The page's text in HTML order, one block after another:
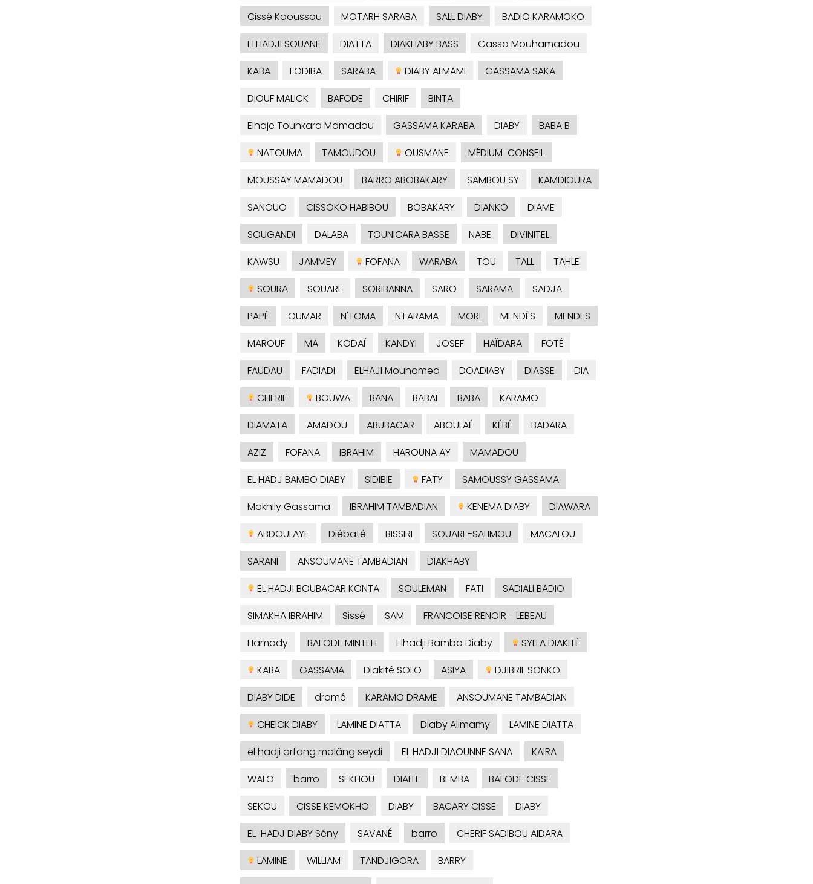
Cissé Kaoussou
MOTARH SARABA SALL DIABY
BADIO KARAMOKO
ELHADJI SOUANE
DIATTA DIAKHABY BASS
Gassa Mouhamadou
KABA
FODIBA SARABA DIABY ALMAMI
GASSAMA SAKA
DIOUF MALICK
BAFODE CHIRIF
BINTA
Elhaje Tounkara Mamadou
GASSAMA KARABA DIABY
BABA B
NATOUMA
TAMOUDOU OUSMANE
MÉDIUM-CONSEIL
MOUSSAY MAMADOU
BARRO ABOBAKARY SAMBOU SY
KAMDIOURA
SANOUO
CISSOKO HABIBOU BOBAKARY DIANKO
DIAME
SOUGANDI
DALABA TOUNICARA BASSE NABE
DIVINITEL
KAWSU
JAMMEY FOFANA WARABA TOU TALL
TAHLE
SOURA
SOUARE SORIBANNA SARO SARAMA
SADJA
PAPÉ
OUMAR N'TOMA N'FARAMA MORI MENDÈS
MENDES
MAROUF
MA KODAÏ KANDYI JOSEF HAÏDARA
FOTÉ
FAUDAU
FADIADI ELHAJI Mouhamed DOADIABY DIASSE
DIA
CHERIF
BOUWA BANA BABAÏ BABA
KARAMO
DIAMATA
AMADOU ABUBACAR ABOULAÉ KÉBÉ
BADARA
AZIZ
FOFANA IBRAHIM HAROUNA AY
MAMADOU
EL HADJ BAMBO DIABY
SIDIBIE FATY
SAMOUSSY GASSAMA
Makhily Gassama
IBRAHIM TAMBADIAN KENEMA DIABY
DIAWARA
ABDOULAYE
Diébaté BISSIRI SOUARE-SALIMOU
MACALOU
SARANI
ANSOUMANE TAMBADIAN
DIAKHABY
EL HADJI BOUBACAR KONTA
SOULEMAN FATI
SADIALI BADIO
SIMAKHA IBRAHIM
Sissé SAM
FRANCOISE RENOIR - LEBEAU
Hamady
BAFODE MINTEH Elhadji Bambo Diaby
SYLLA DIAKITÈ
KABA
GASSAMA Diakité SOLO ASIYA
DJIBRIL SONKO
DIABY DIDE
dramé KARAMO DRAME
ANSOUMANE TAMBADIAN
CHEICK DIABY
LAMINE DIATTA Diaby Alimamy
LAMINE DIATTA
el hadji arfang malâng seydi
EL HADJI DIAOUNNE SANA
KAIRA
WALO
barro SEKHOU DIAITE BEMBA
BAFODE CISSE
SEKOU
CISSE KEMOKHO DIABY BACARY CISSE
DIABY
EL-HADJ DIABY Sény
SAVANÉ barro
CHERIF SADIBOU AIDARA
LAMINE
WILLIAM TANDJIGORA
BARRY